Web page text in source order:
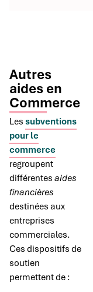
Autres
aides en
Commerce
Les subventions
pour le
commerce
regroupent
différentes aides
financières
destinées aux
entreprises
commerciales.
Ces dispositifs de
soutien
permettent de :